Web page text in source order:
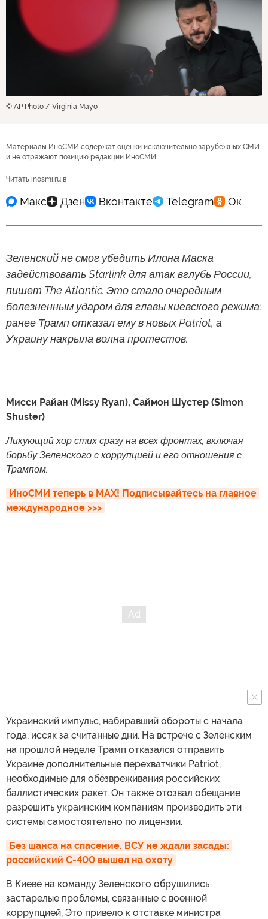
© AP Photo / Virginia Mayo
Материалы ИноСМИ содержат оценки исключительно зарубежных СМИ
и не отражают позицию редакции ИноСМИ
Читать inosmi.ru в
Зеленский не смог убедить Илона Маска
задействовать Starlink для атак вглубь России,
пишет The Atlantic. Это стало очередным
болезненным ударом для главы киевского режима:
ранее Трамп отказал ему в новых Patriot, а
Украину накрыла волна протестов.
Мисси Райан (Missy Ryan), Саймон Шустер (Simon
Shuster)
Ликующий хор стих сразу на всех фронтах, включая
борьбу Зеленского с коррупцией и его отношения с
Трампом.
ИноСМИ теперь в MAX! Подписывайтесь на главное
международное >>>
Украинский импульс, набиравший обороты с начала
года, иссяк за считанные дни. На встрече с Зеленским
на прошлой неделе Трамп отказался отправить
Украине дополнительные перехватчики Patriot,
необходимые для обезвреживания российских
баллистических ракет. Он также отозвал обещание
разрешить украинским компаниям производить эти
системы самостоятельно по лицензии.
Без шанса на спасение. ВСУ не ждали засады:
российский С-400 вышел на охоту
В Киеве на команду Зеленского обрушились
застарелые проблемы, связанные с военной
коррупцией, Это привело к отставке министра